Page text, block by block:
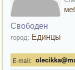
Свободен
город: Единцы
E-mail: